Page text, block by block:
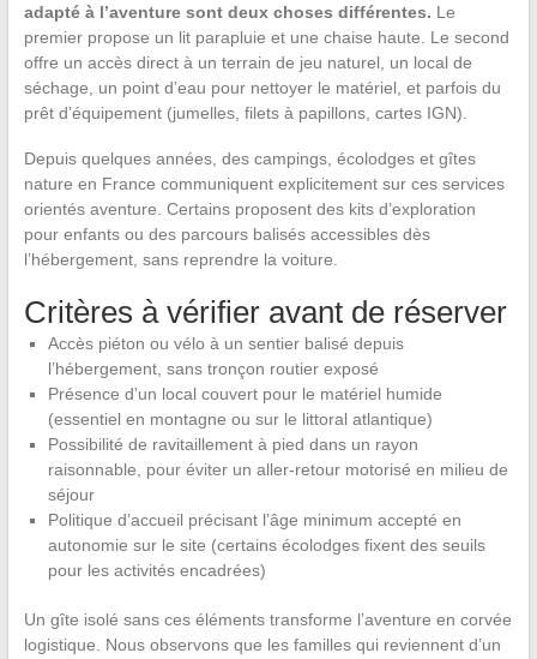
adapté à l’aventure sont deux choses différentes. Le
premier propose un lit parapluie et une chaise haute. Le second
offre un accès direct à un terrain de jeu naturel, un local de
séchage, un point d’eau pour nettoyer le matériel, et parfois du
prêt d’équipement (jumelles, filets à papillons, cartes IGN).
Depuis quelques années, des campings, écolodges et gîtes
nature en France communiquent explicitement sur ces services
orientés aventure. Certains proposent des kits d’exploration
pour enfants ou des parcours balisés accessibles dès
l’hébergement, sans reprendre la voiture.
Critères à vérifier avant de réserver
Accès piéton ou vélo à un sentier balisé depuis
l’hébergement, sans tronçon routier exposé
Présence d’un local couvert pour le matériel humide
(essentiel en montagne ou sur le littoral atlantique)
Possibilité de ravitaillement à pied dans un rayon
raisonnable, pour éviter un aller-retour motorisé en milieu de
séjour
Politique d’accueil précisant l’âge minimum accepté en
autonomie sur le site (certains écolodges fixent des seuils
pour les activités encadrées)
Un gîte isolé sans ces éléments transforme l’aventure en corvée
logistique. Nous observons que les familles qui reviennent d’un